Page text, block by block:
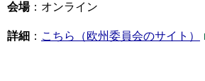
会場：オンライン
詳細 ： こちら（欧州委員会のサイト）